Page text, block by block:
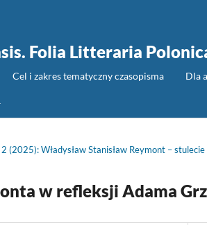
Folia Litteraria
Cel i zakres tematyczny czasopisma Dla
(2025): Władysław Stanisław Reymont – stulecie
w refleksji Adama